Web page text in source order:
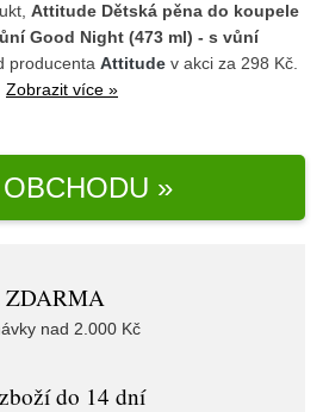
Attitude Dětská pěna do koupele
Good Night (473 ml) - s vůní
producenta Attitudev akci za 298 Kč.
Zobrazit více »
»
ZDARMA
nad 2.000 Kč
do 14 dní